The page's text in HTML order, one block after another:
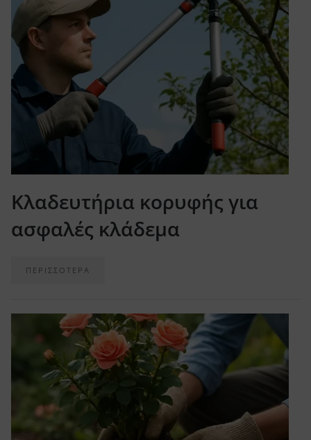
Κλαδευτήρια κορυφής για
ασφαλές κλάδεμα
ΠΕΡΙΣΣΟΤΕΡΑ